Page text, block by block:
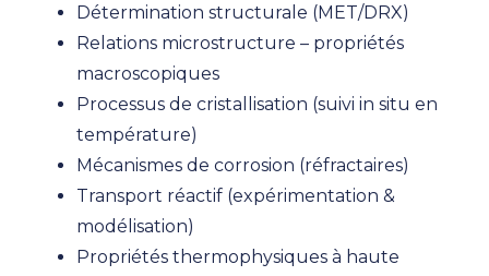
Détermination structurale (MET/DRX)
Relations microstructure – propriétés
macroscopiques
Processus de cristallisation (suivi in situ en
température)
Mécanismes de corrosion (réfractaires)
Transport réactif (expérimentation &
modélisation)
Propriétés thermophysiques à haute